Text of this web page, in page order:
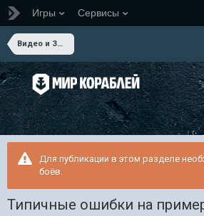
Игры Сервисы
Видео и Звук
Для публикации в этом разделе
боёв.
Типичные ошибки на